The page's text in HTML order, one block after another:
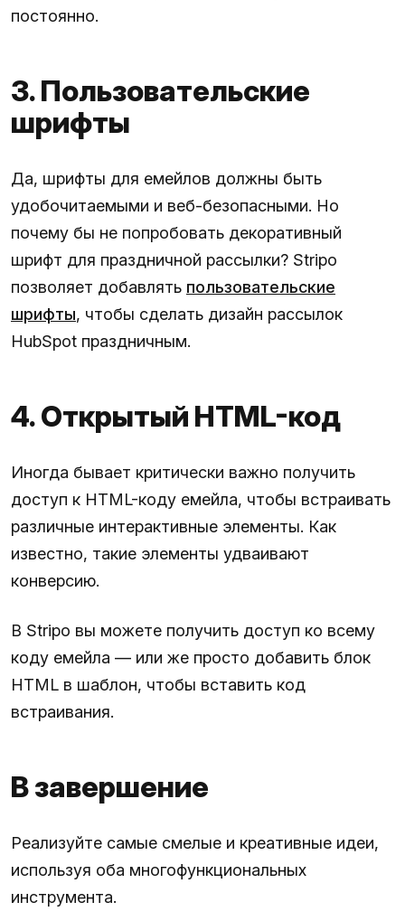
постоянно.
3. Пользовательские
шрифты
Да, шрифты для емейлов должны быть
удобочитаемыми и веб-безопасными. Но
почему бы не попробовать декоративный
шрифт для праздничной рассылки? Stripo
позволяет добавлять пользовательские
шрифты, чтобы сделать дизайн рассылок
HubSpot праздничным.
4. Открытый HTML-код
Иногда бывает критически важно получить
доступ к HTML-коду емейла, чтобы встраивать
различные интерактивные элементы. Как
известно, такие элементы удваивают
конверсию.
В Stripo вы можете получить доступ ко всему
коду емейла — или же просто добавить блок
HTML в шаблон, чтобы вставить код
встраивания.
В завершение
Реализуйте самые смелые и креативные идеи,
используя оба многофункциональных
инструмента.